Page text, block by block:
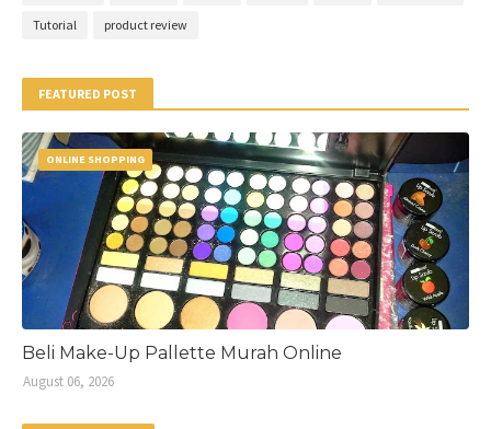
Tutorial product review
FEATURED POST
ONLINE SHOPPING
Beli Make-Up Pallette Murah Online
August 06, 2026